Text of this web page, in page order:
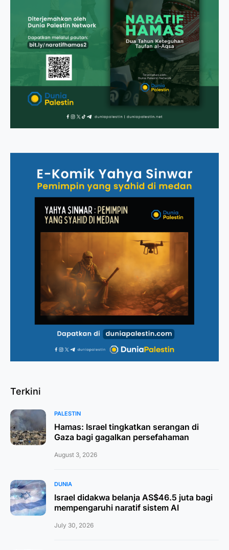
Terkini
PALESTIN
Hamas: Israel tingkatkan serangan di
Gaza bagi gagalkan persefahaman
August 3, 2026
DUNIA
Israel didakwa belanja AS$46.5 juta bagi
mempengaruhi naratif sistem AI
July 30, 2026